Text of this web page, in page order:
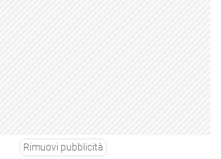
Rimuovi pubblicità